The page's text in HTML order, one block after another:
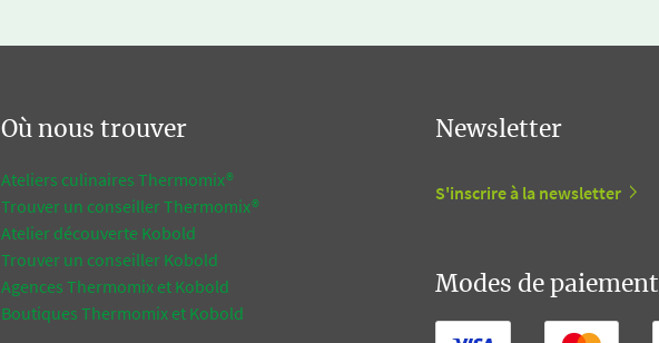
Où nous trouver
Ateliers culinaires Thermomix®
Trouver un conseiller Thermomix®
Atelier découverte Kobold
Trouver un conseiller Kobold
Agences Thermomix et Kobold
Boutiques Thermomix et Kobold
Newsletter
S'inscrire à la newsletter
Modes de paiement